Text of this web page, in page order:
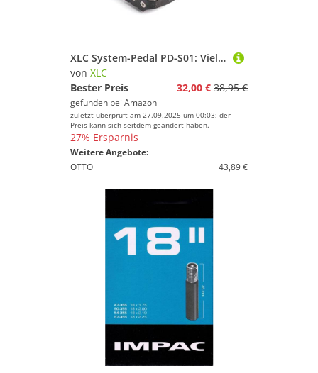
XLC System-Pedal PD-S01: Vielseitiges Klickpedal und Plattformpedal in einem, Schwarz, Silber
von XLC
Bester Preis
32,00 € 38,95 €
gefunden bei Amazon
zuletzt überprüft am 27.09.2025 um 00:03; der
Preis kann sich seitdem geändert haben.
27% Ersparnis
Weitere Angebote:
OTTO
43,89 €